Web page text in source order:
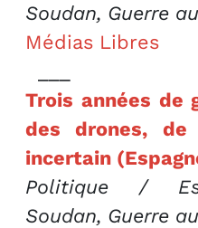
Soudan, Guerre
Médias Libres
Trois années de
des drones,
incertain
Politique /
Soudan, Guerre